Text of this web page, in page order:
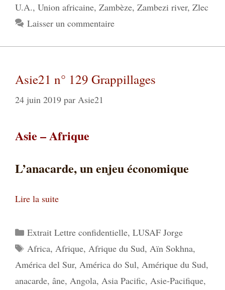
U.A., Union africaine, Zambèze, Zambezi river, Zlec
Laisser un commentaire
Asie21 n° 129 Grappillages
24 juin 2019 par Asie21
Asie – Afrique
L’anacarde, un enjeu économique
Lire la suite
Catégories
Extrait Lettre confidentielle, LUSAF Jorge
Étiquettes
Africa, Afrique, Afrique du Sud, Aïn Sokhna,
América del Sur, América do Sul, Amérique du Sud,
anacarde, âne, Angola, Asia Pacific, Asie-Pacifique,